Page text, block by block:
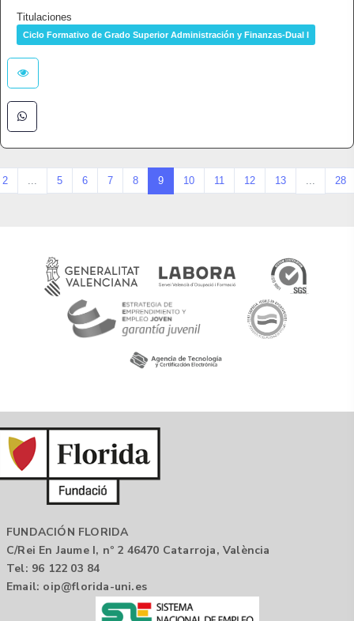
Titulaciones
Ciclo Formativo de Grado Superior Administración y Finanzas-Dual I
2 ... 5 6 7 8 9 10 11 12 13 ... 28
FUNDACIÓN FLORIDA
C/Rei En Jaume I, nº 2 46470 Catarroja, València
Tel: 96 122 03 84
Email: oip@florida-uni.es